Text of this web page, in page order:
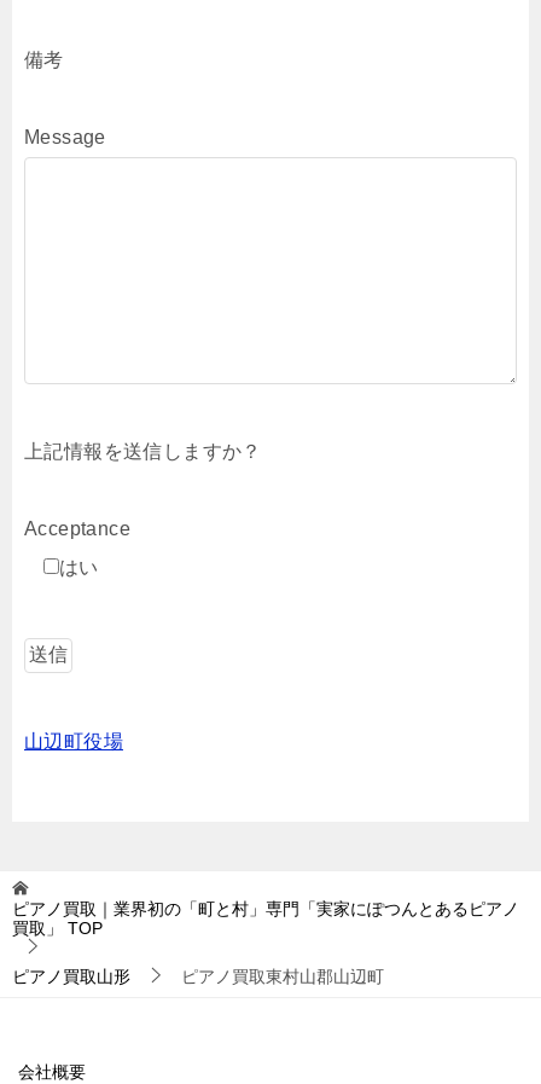
備考
Message
上記情報を送信しますか？
Acceptance
はい
山辺町役場
ピアノ買取｜業界初の「町と村」専門「実家にぽつんとあるピアノ
買取」
TOP
ピアノ買取山形 ピアノ買取東村山郡山辺町
会社概要